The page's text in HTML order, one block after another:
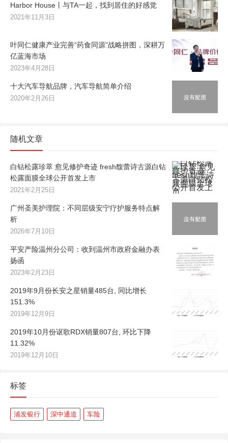
Harbor House丨与TA一起，找到居住的好感觉
2021年11月3日
叶同仁健康产业完善“药食同源”战略拼图，深耕万
亿蓝海市场
2023年4月28日
十大汽车导航品牌，汽车导航简单介绍
2020年2月26日
随机文章
白钻松露珍萃 愈见修护奇迹 fresh馥蕾诗古源白钻
松露面膜全球公开首发上市
2021年2月25日
广州圣美护理院：不同层级安宁疗护服务特点解
析
2026年7月10日
平安产险温州分公司：收到温州市政府金融办表
扬函
2023年2月23日
2019年9月份长安之星销量485台, 同比增长
151.3%
2019年12月9日
2019年10月份讴歌RDX销量807台, 环比下降
11.32%
2019年12月10日
标签
浦发银行 深中通道 车险